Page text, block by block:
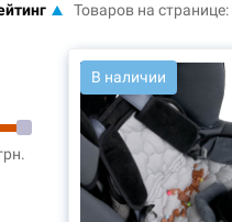
Товаров на странице:
В наличии